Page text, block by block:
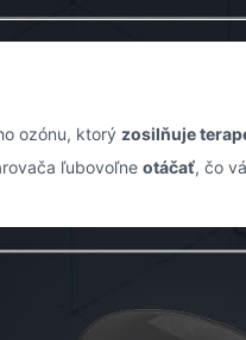
ozónu, ktorý zosilňuje
ľubovoľne otáčať, čo